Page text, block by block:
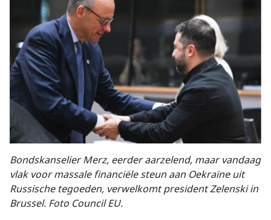
Bondskanselier Merz, eerder aarzelend, maar vandaag
vlak voor massale financiële steun aan Oekraïne uit
Russische tegoeden, verwelkomt president Zelenski in
Brussel. Foto Council EU.